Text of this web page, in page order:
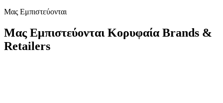
Μας Εμπιστεύονται
Μας Εμπιστεύονται Κορυφαία Brands &
Retailers